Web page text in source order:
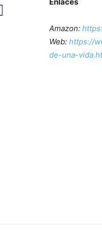
Enlaces
Amazon:
Web: https://
de-una-